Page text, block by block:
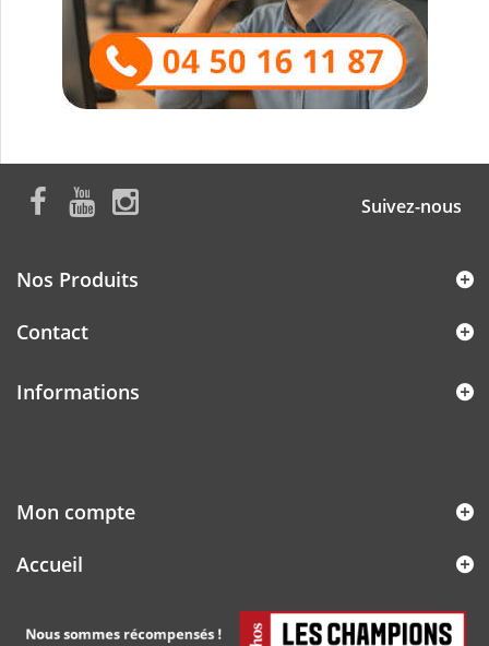
Suivez-nous
Nos Produits
Contact
Informations
Mon compte
Accueil